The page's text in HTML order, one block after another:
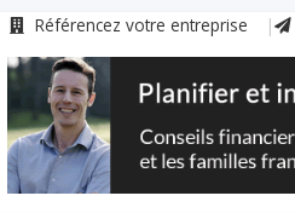
Référencez votre entreprise